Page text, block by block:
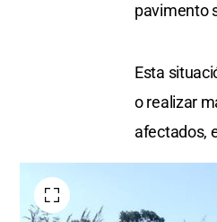
pavimento
Esta
o realizar
afectados,